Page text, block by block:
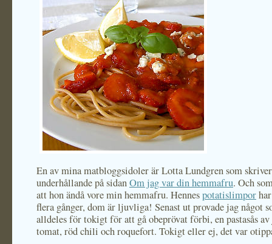
En av mina matbloggsidoler är Lotta Lundgren som
underhållande på sidanOm jag var din hemmafru. Och
att hon ändå vore min hemmafru. Hennespotatislimpor
flera gånger, dom är ljuvliga! Senast ut provade jag något
alldeles för tokigt för att gå obeprövat förbi, en pastasås
tomat, röd chili och roquefort. Tokigt eller ej, det var